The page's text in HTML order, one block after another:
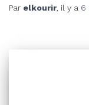
Par elkourir, il y a 6